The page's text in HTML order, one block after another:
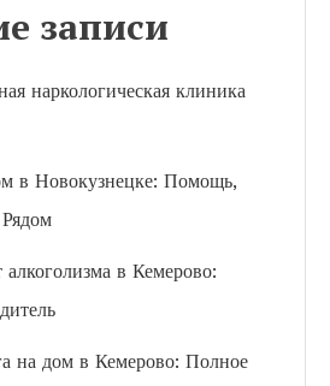
записи
наркологическая клиника
в Новокузнецке: Помощь,
в Кемерово:
на дом в Кемерово: Полное